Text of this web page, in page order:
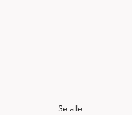
Se alle